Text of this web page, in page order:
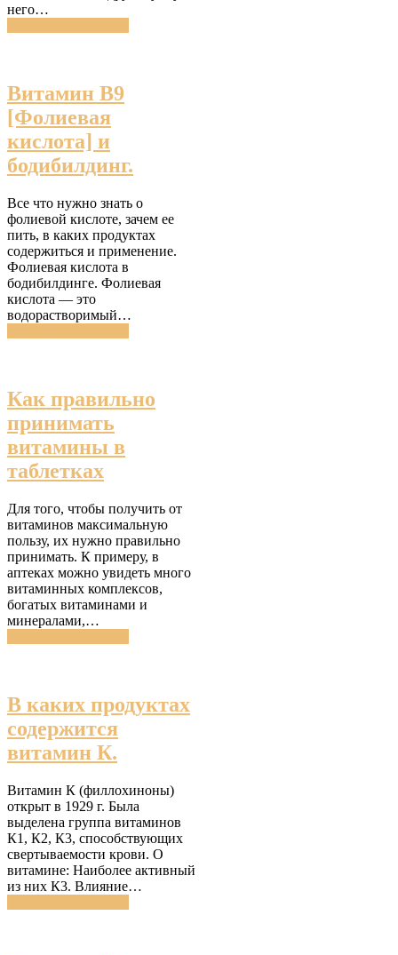
него…
Витамин В9
[Фолиевая
кислота] и
бодибилдинг.
Все что нужно знать о
фолиевой кислоте, зачем ее
пить, в каких продуктах
содержиться и применение.
Фолиевая кислота в
бодибилдинге. Фолиевая
кислота — это
водорастворимый…
Как правильно
принимать
витамины в
таблетках
Для того, чтобы получить от
витаминов максимальную
пользу, их нужно правильно
принимать. К примеру, в
аптеках можно увидеть много
витаминных комплексов,
богатых витаминами и
минералами,…
В каких продуктах
содержится
витамин К.
Витамин К (филлохиноны)
открыт в 1929 г. Была
выделена группа витаминов
К1, К2, К3, способствующих
свертываемости крови. О
витамине: Наиболее активный
из них К3. Влияние…